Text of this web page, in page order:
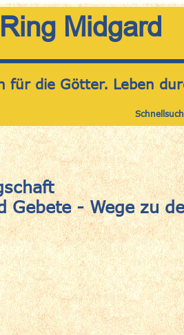
Midgard
für die Götter. Leben
Gebete - Wege zu